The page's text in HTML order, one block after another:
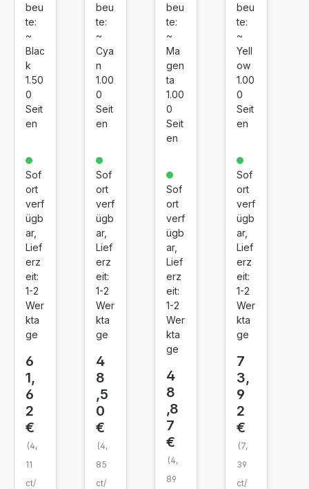
To
ner
Sa
ms
un
g
CL
T-
04
S
Bla
ck
beu
te:
~
Blac
k
1.50
0
Seit
en
Sof
ort
verf
ügb
ar,
Lief
erz
eit:
1-2
Wer
kta
ge
6
1,
6
2
€
(4,
11
ct/
To
ner
Sa
ms
un
g
CL
T-
04
S
Cy
an
beu
te:
~
Cya
n
1.00
0
Seit
en
Sof
ort
verf
ügb
ar,
Lief
erz
eit:
1-2
Wer
kta
ge
4
8
,5
0
€
(4,
85
ct/
To
ner
Sa
ms
un
g
CL
T-
M4
S
Ma
ge
nta
beu
te:
~
Ma
gen
ta
1.00
0
Seit
en
Sof
ort
verf
ügb
ar,
Lief
erz
eit:
1-2
Wer
kta
ge
4
8
,8
7
€
(4,
89
To
ner
Sa
ms
un
g
CL
T-
04
S
Yell
ow
beu
te:
~
Yell
ow
1.00
0
Seit
en
Sof
ort
verf
ügb
ar,
Lief
erz
eit:
1-2
Wer
kta
ge
7
3,
9
2
€
(7,
39
ct/